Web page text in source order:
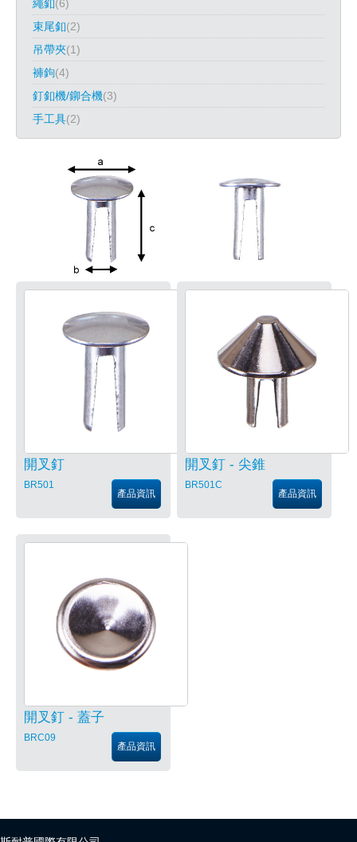
繩釦(6)
束尾釦(2)
吊帶夾(1)
褲鉤(4)
釘釦機/鉚合機(3)
手工具(2)
開叉釘
BR501
產品資訊
開叉釘 - 尖錐
BR501C
產品資訊
開叉釘 - 蓋子
BRC09
產品資訊